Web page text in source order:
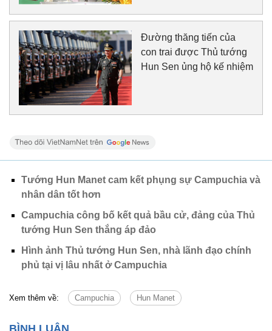
Đường thăng tiến của
con trai được Thủ tướng
Hun Sen ủng hộ kế nhiệm
Tướng Hun Manet cam kết phụng sự Campuchia và
nhân dân tốt hơn
Campuchia công bố kết quả bầu cử, đảng của Thủ
tướng Hun Sen thắng áp đảo
Hình ảnh Thủ tướng Hun Sen, nhà lãnh đạo chính
phủ tại vị lâu nhất ở Campuchia
Xem thêm về: Campuchia Hun Manet